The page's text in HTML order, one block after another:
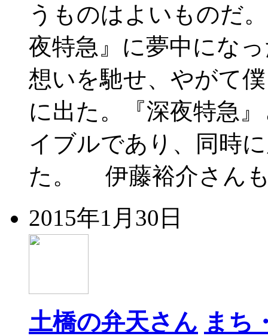
うものはよいものだ
夜特急』に夢中にな
想いを馳せ、やがて
に出た。『深夜特急
イブルであり、同時
た。 伊藤裕介さん
2015年1月30日
土橋の弁天さん まち